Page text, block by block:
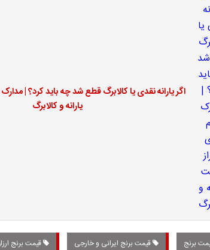
اگر یارانه نقدی یا کالابرگ قطع شد چه باید کرد؟ |
یارانه و کالابرگ
برنج قیمت برنج ایرانی و خارجی قیمت برنج